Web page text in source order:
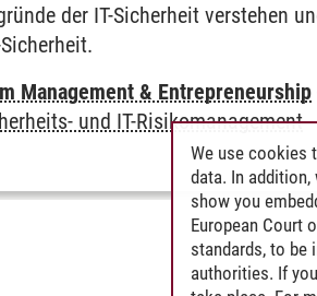
der IT-Sicherheit verstehen
Management & Entrepreneurship
und IT-Risikomanagement
We use cookies
data. In
show you
European Court
standards, to be
authorities. If